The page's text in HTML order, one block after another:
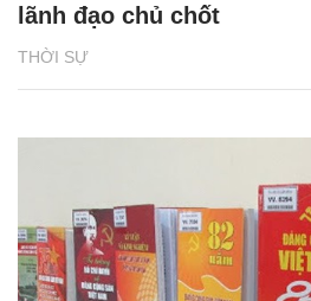
THỜI SỰ
lãnh đạo chủ chốt